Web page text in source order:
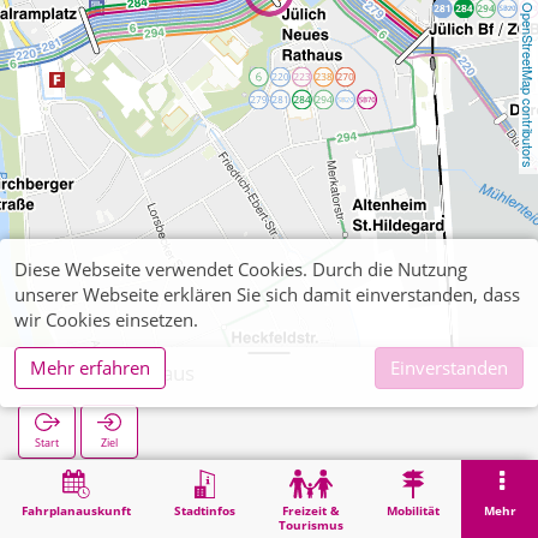
OpenStreetMap contributors
Fahrplanauskunft Stadtinfos
Freizeit &
Tourismus
Mobilität Mehr
Neues Rathaus
Start Ziel
Suche
Diese Webseite verwendet Cookies. Durch die Nutzung
unserer Webseite erklären Sie sich damit einverstanden, dass
wir Cookies einsetzen.
Mehr erfahren
Einverstanden